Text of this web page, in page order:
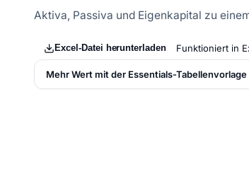
Aktiva, Passiva und Eigenkapital zu
Excel-Datei herunterladen Funktioniert in
Mehr Wert mit der Essentials-Tabellenvorlage